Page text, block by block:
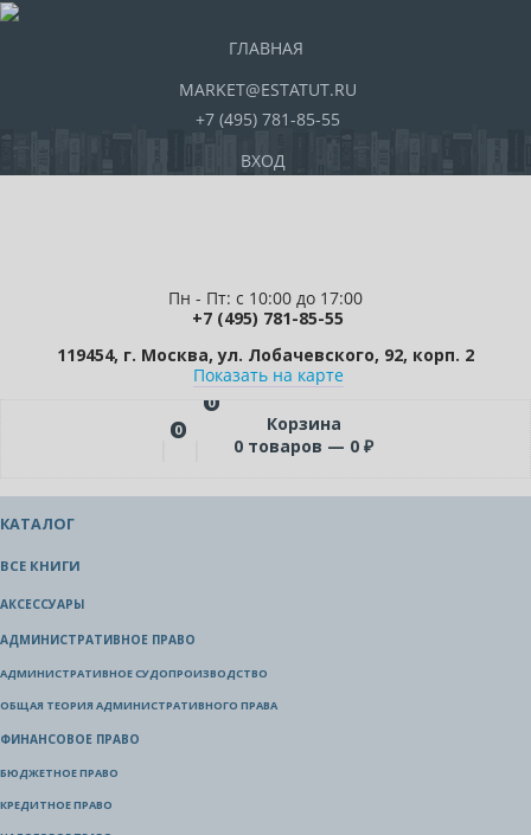
ГЛАВНАЯ
MARKET@ESTATUT.RU
+7 (495) 781-85-55
ВХОД
Пн - Пт: с 10:00 до 17:00
+7 (495) 781-85-55
119454, г. Москва, ул. Лобачевского, 92, корп. 2
Показать на карте
0
0
Корзина
0 товаров — 0 ₽
КАТАЛОГ
ВСЕ КНИГИ
АКСЕССУАРЫ
АДМИНИСТРАТИВНОЕ ПРАВО
АДМИНИСТРАТИВНОЕ СУДОПРОИЗВОДСТВО
ОБЩАЯ ТЕОРИЯ АДМИНИСТРАТИВНОГО ПРАВА
ФИНАНСОВОЕ ПРАВО
БЮДЖЕТНОЕ ПРАВО
КРЕДИТНОЕ ПРАВО